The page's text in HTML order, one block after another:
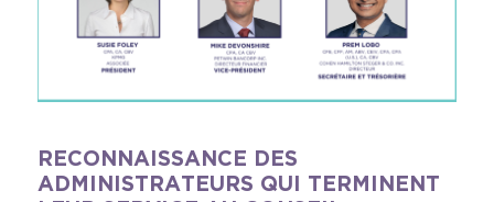
RECONNAISSANCE DES
ADMINISTRATEURS QUI TERMINENT